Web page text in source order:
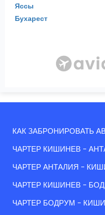
Яссы
Бухарест
КАК ЗАБРОНИРОВАТЬ
ЧАРТЕР КИШИНЕВ -
ЧАРТЕР АНТАЛИЯ -
ЧАРТЕР КИШИНЕВ -
ЧАРТЕР БОДРУМ -